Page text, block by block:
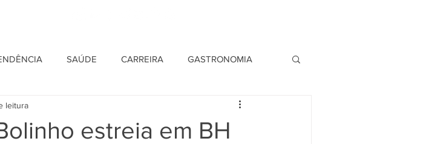
SAÚDE CARREIRA GASTRONOMIA
estreia em BH
leitura